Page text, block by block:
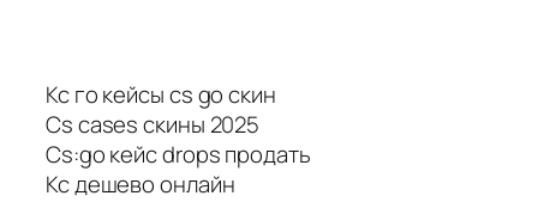
Кс го кейсы cs go скин
Cs cases скины 2025
Cs:go кейс drops продать
Кс дешево онлайн